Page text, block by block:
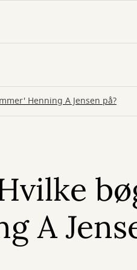
Henning A Jensen på?
A